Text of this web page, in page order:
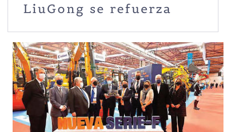
LiuGong se refuerza